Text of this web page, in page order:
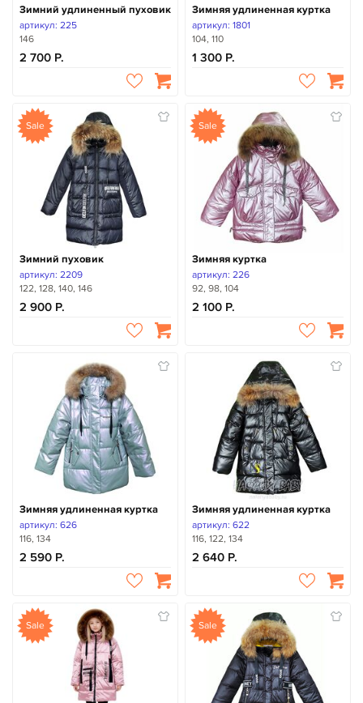
Зимний удлиненный пуховик
артикул: 225
146
2 700
Зимняя удлиненная куртка
артикул: 1801
104, 110
1 300
Sale
Зимний пуховик
артикул: 2209
122, 128, 140, 146
2 900
Sale
Зимняя куртка
артикул: 226
92, 98, 104
2 100
Зимняя удлиненная куртка
артикул: 626
116, 134
2 590
Зимняя удлиненная куртка
артикул: 622
116, 122, 134
2 640
Sale Sale